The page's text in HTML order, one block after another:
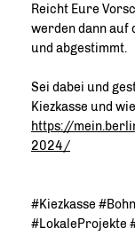
Reicht Eure
werden dann auf
und abgestimmt.
Sei dabei und
Kiezkasse und
https://
2024/
#Kiezkasse
#LokaleProjekte